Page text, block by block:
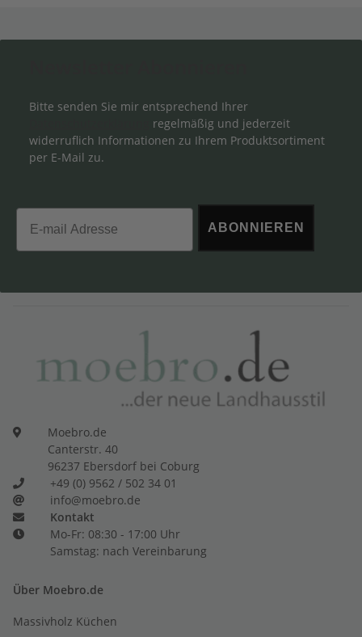
Bitte senden Sie mir entsprechend Ihrer
regelmäßig und jederzeit
widerruflich Informationen zu Ihrem Produktsortiment
per E-Mail zu.
Email
ABONNIEREN
Moebro.de
Canterstr. 40
96237 Ebersdorf bei Coburg
+49 (0) 9562 / 502 34 01
info@moebro.de
Kontakt
Mo-Fr: 08:30 - 17:00 Uhr
Samstag: nach Vereinbarung
Über Moebro.de
Massivholz Küchen